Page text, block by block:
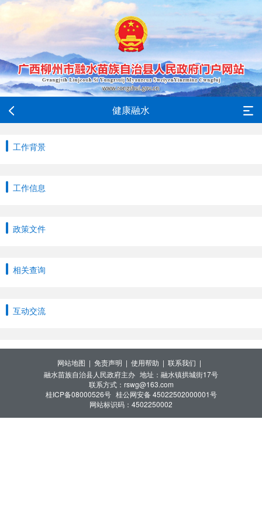
健康融水
工作背景
工作信息
政策文件
相关查询
互动交流
网站地图 | 免责声明 | 使用帮助 | 联系我们 |
融水苗族自治县人民政府主办 地址：融水镇拱城街17号
联系方式：rswg@163.com
桂ICP备08000526号 桂公网安备 45022502000001号
网站标识码：4502250002